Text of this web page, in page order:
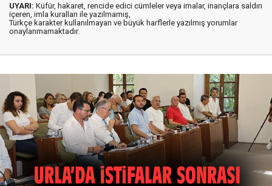
UYARI: Küfür, hakaret, rencide edici cümleler veya imalar, inançlara saldırı
içeren, imla kuralları ile yazılmamış,
Türkçe karakter kullanılmayan ve büyük harflerle yazılmış yorumlar
onaylanmamaktadır.